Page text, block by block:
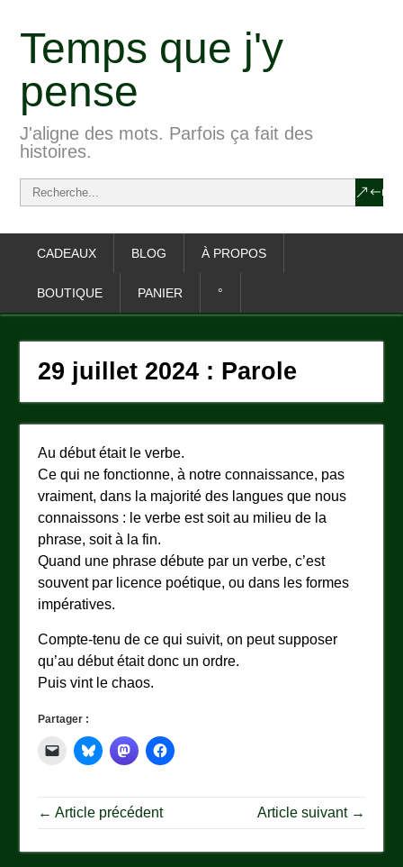
Temps que j'y
pense
J'aligne des mots. Parfois ça fait des
histoires.
CADEAUX BLOG À PROPOS
BOUTIQUE PANIER °
29 juillet 2024 : Parole
Au début était le verbe.
Ce qui ne fonctionne, à notre connaissance, pas
vraiment, dans la majorité des langues que nous
connaissons : le verbe est soit au milieu de la
phrase, soit à la fin.
Quand une phrase débute par un verbe, c’est
souvent par licence poétique, ou dans les formes
impératives.
Compte-tenu de ce qui suivit, on peut supposer
qu’au début était donc un ordre.
Puis vint le chaos.
Partager :
← Article précédent Article suivant →